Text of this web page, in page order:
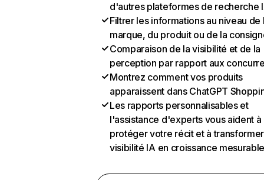
d'autres plateformes de recherche
Filtrer les informations au niveau de
marque, du produit ou de la
Comparaison de la visibilité et de la
perception par rapport aux
Montrez comment vos produits
apparaissent dans ChatGPT
Les rapports personnalisables et
l'assistance d'experts vous aident à
protéger votre récit et à
visibilité IA en croissance